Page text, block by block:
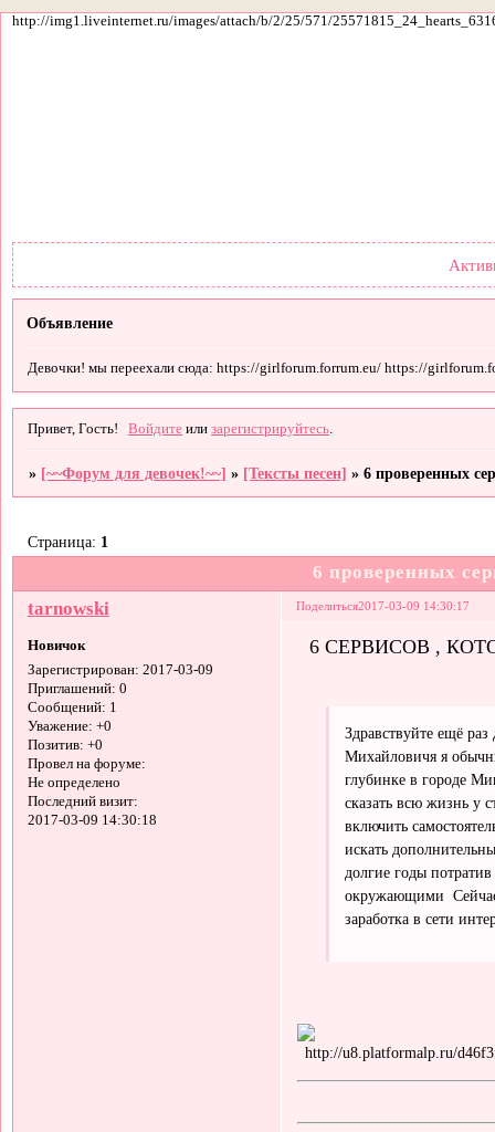
http://img1.liveinternet.ru/images/attach/b/2/25/571/
Объявление
Девочки! мы переехали сюда: https://girlforum.forrum.eu/ https://
Привет, Гость! Войдите илизарегистрируйтесь
» [~~Форум для девочек!~~] » [Тексты песен] »6 проверенных
6 проверенных
Страница: 1
Поделиться2017-03-09 14:30:17
tarnowski
Новичок
Зарегистрирован: 2017-03-09
Приглашений: 0
Сообщений: 1
Уважение: +0
Позитив: +0
Провел на форуме:
Не определено
Последний визит:
2017-03-09 14:30:18
6 СЕРВИСОВ ,
Здравствуйте ещё
Михайловичя я
глубинке в городе
сказать всю жизнь у
включить
искать
долгие годы
окружающими
заработка в сети